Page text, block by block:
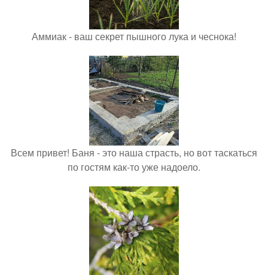
Аммиак - ваш секрет пышного лука и чеснока!
Всем привет! Баня - это наша страсть, но вот таскаться
по гостям как-то уже надоело.